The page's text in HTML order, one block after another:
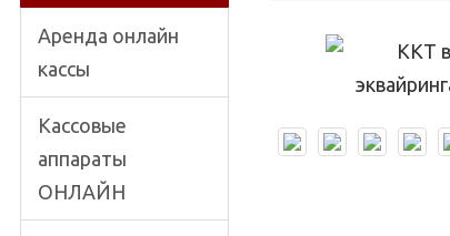
Аренда онлайн
кассы
Кассовые
аппараты
ОНЛАЙН